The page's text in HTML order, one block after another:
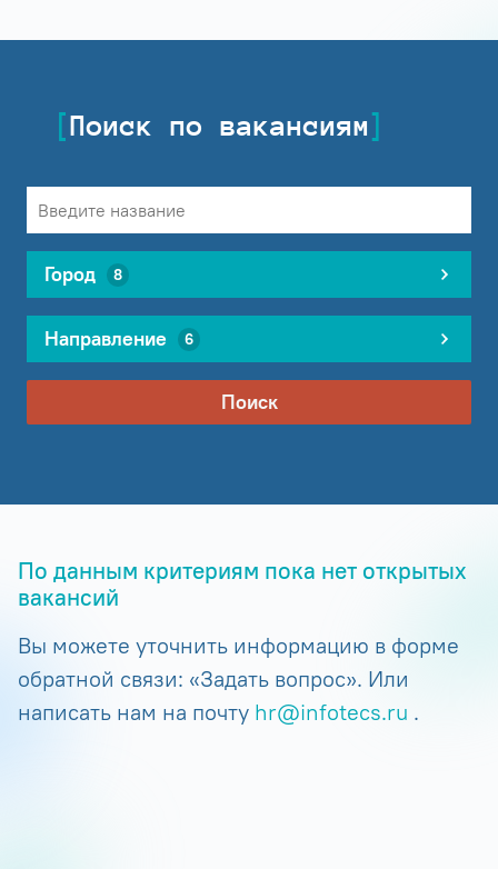
Поиск по вакансиям
Город 8
Направление 6
Поиск
По данным критериям пока нет открытых
вакансий
Вы можете уточнить информацию в форме
обратной связи: «Задать вопрос». Или
написать нам на почту hr@infotecs.ru .